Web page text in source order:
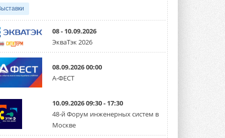
партнёрство за Уралом
Президент Омского землячества в
Москве Михаил Тимошенко посетил
Омск с трёхдневным рабочим визитом ...
31 ИЮЛЯ 2026
Carrier модернизирует
флагманский чиллер AquaEdge
работающую на хладагенте R1234ze ...
31 ИЮЛЯ 2026
Mitsubishi расширяет
08 - 10.09.2026
ЭкваТэк 2026
08.09.2026 00:00
А-ФЕСТ
10.09.2026 09:30 - 17:30
48-й Форум инженерных систем в
Москве